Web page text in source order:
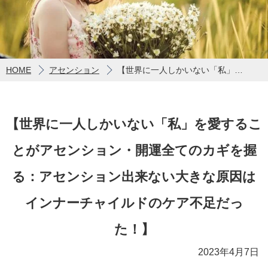
HOME アセンション 【世界に一人しかいない「私」を愛することがアセンション・開運全てのカギを握る：アセンション出来ない大きな原因はインナーチャイルドのケア不足だった！】
【世界に一人しかいない「私」を愛するこ
とがアセンション・開運全てのカギを握
る：アセンション出来ない大きな原因は
インナーチャイルドのケア不足だっ
た！】
2023年4月7日